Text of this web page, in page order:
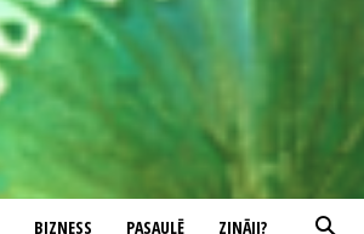
BIZNESS PASAULĒ ZINĀJI?